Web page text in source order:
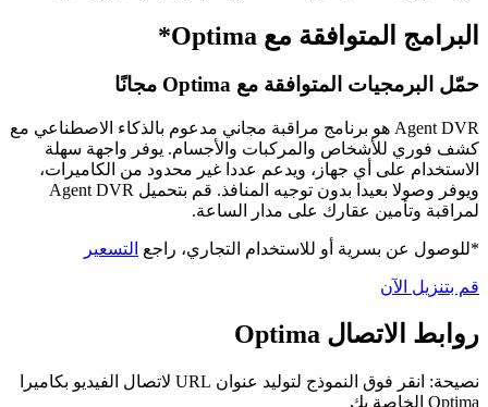
البرامج المتوافقة مع Optima*
حمّل البرمجيات المتوافقة مع Optima مجانًا
Agent DVR هو برنامج مراقبة مجاني مدعوم بالذكاء الاصطناعي مع
كشف فوري للأشخاص والمركبات والأجسام. يوفر واجهة سهلة
الاستخدام على أي جهاز، ويدعم عددا غير محدود من الكاميرات،
ويوفر وصولا بعيدا بدون توجيه المنافذ. قم بتحميل Agent DVR
لمراقبة وتأمين عقارك على مدار الساعة.
*للوصول عن بسرية أو للاستخدام التجاري، راجع التسعير
قم بتنزيل الآن
روابط الاتصال Optima
نصيحة: انقر فوق النموذج لتوليد عنوان URL لاتصال الفيديو بكاميرا
Optima الخاصة بك